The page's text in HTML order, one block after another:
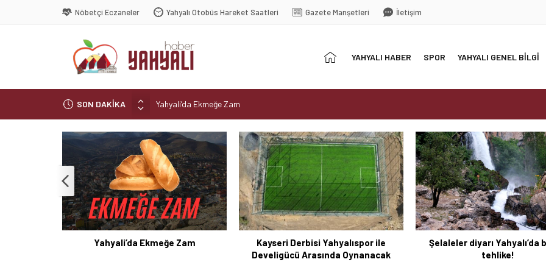
Nöbetçi Eczaneler Yahyalı Otobüs Hareket Saatleri Gazete Manşetleri İletişim
Anasayfa
YAHYALI HABER SPOR YAHYALI GENEL BİLGİ
SON DAKİKA
Yahyali’da Ekmeğe Zam
Kayseri Derbisi Yahyalıspor ile Develigücü Arasında Oynanacak
Şelaleler diyarı Yahyalı’da büyük tehlike!
Muhtar kaza geçirdi
Yahyali’da Trafik Kazası
Yahyali’da Ekmeğe Zam
Kayseri Derbisi Yahyalıspor ile
Develigücü Arasında Oynanacak
Şelaleler diyarı Yahyalı’da
tehlike!